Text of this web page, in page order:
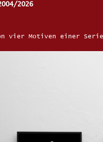
2026
vier Motiven einer